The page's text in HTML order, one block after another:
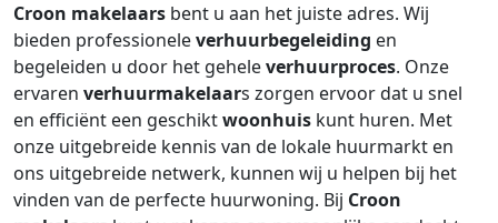
Croon makelaars bent u aan het juiste adres. Wij
bieden professioneleverhuurbegeleiding en
begeleiden u door het geheleverhuurproces. Onze
ervaren verhuurmakelaars zorgen ervoor dat u snel
en efficiënt een geschiktwoonhuis kunt huren. Met
onze uitgebreide kennis van de lokale huurmarkt en
ons uitgebreide netwerk, kunnen wij u helpen bij het
vinden van de perfecte huurwoning. Bij Croon